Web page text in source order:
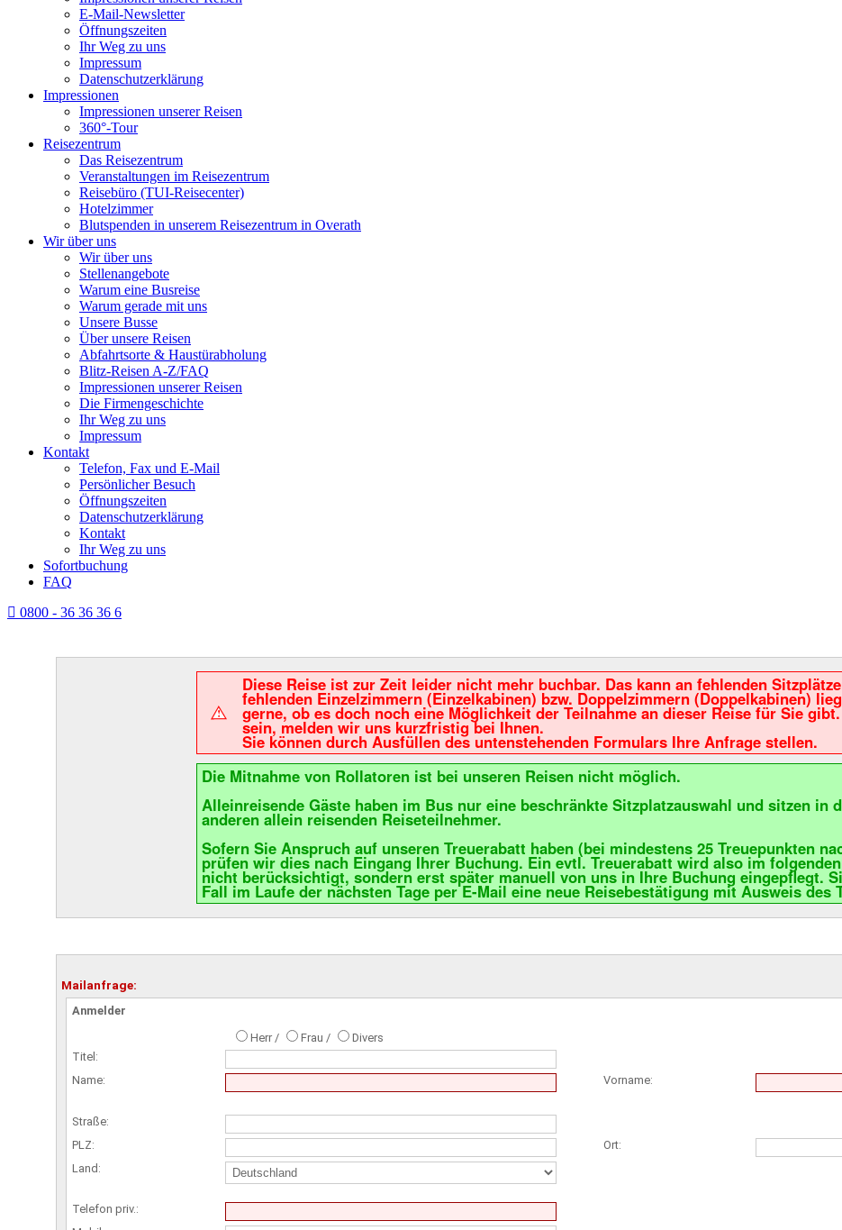
E-Mail-Newsletter
Öffnungszeiten
Ihr Weg zu uns
Impressum
Datenschutzerklärung
Impressionen
Impressionen unserer Reisen
360°-Tour
Reisezentrum
Das Reisezentrum
Veranstaltungen im Reisezentrum
Reisebüro (TUI-Reisecenter)
Hotelzimmer
Blutspenden in unserem Reisezentrum in Overath
Wir über uns
Wir über uns
Stellenangebote
Warum eine Busreise
Warum gerade mit uns
Unsere Busse
Über unsere Reisen
Abfahrtsorte & Haustürabholung
Blitz-Reisen A-Z/FAQ
Impressionen unserer Reisen
Die Firmengeschichte
Ihr Weg zu uns
Impressum
Kontakt
Telefon, Fax und E-Mail
Persönlicher Besuch
Öffnungszeiten
Datenschutzerklärung
Kontakt
Ihr Weg zu uns
Sofortbuchung
FAQ
0800 - 36 36 36 6